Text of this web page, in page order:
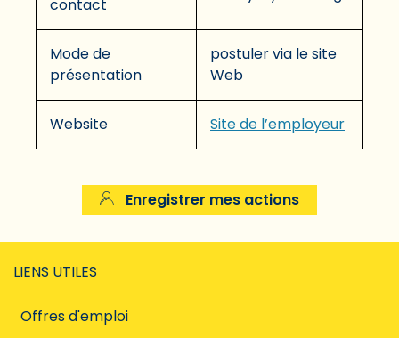
contact
Mode de
présentation
postuler via le site
Web
Website Site de l’employeur
Enregistrer mes actions
LIENS UTILES
Offres d'emploi